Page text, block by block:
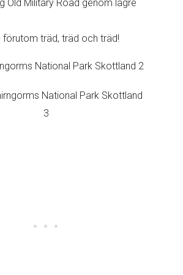
Old Military Road genom lägre
träd, träd och träd!